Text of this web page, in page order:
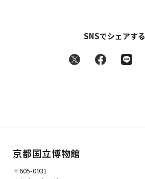
SNSでシェアする
京都国立博物館
〒605-0931